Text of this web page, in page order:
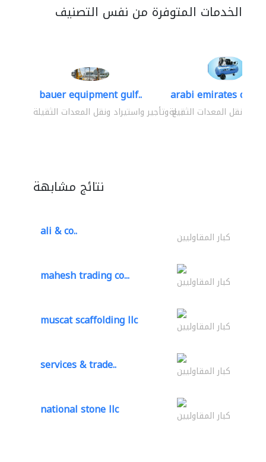
الخدمات المتوفرة من نفس التصنيف
bauer equipment gulf..
بيع وتأجير واستيراد ونقل المعدات الثقيلة
arabi emirates
ونقل المعدات الثقيلة
نتائج مشابهة
ali & co.. كبار المقاوليين
mahesh trading co... كبار المقاوليين
muscat scaffolding llc كبار المقاوليين
services & trade.. كبار المقاوليين
national stone llc كبار المقاوليين